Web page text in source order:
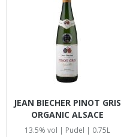
JEAN BIECHER PINOT GRIS
ORGANIC ALSACE
13.5% vol | Pudel | 0.75L